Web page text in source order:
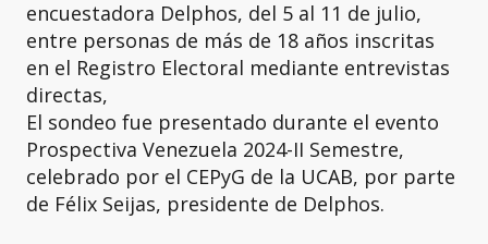
encuestadora Delphos, del 5 al 11 de julio,
entre personas de más de 18 años inscritas
en el Registro Electoral mediante entrevistas
directas,
El sondeo fue presentado durante el evento
Prospectiva Venezuela 2024-II Semestre,
celebrado por el CEPyG de la UCAB, por parte
de Félix Seijas, presidente de Delphos.